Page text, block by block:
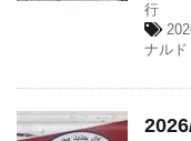
行
ナルド